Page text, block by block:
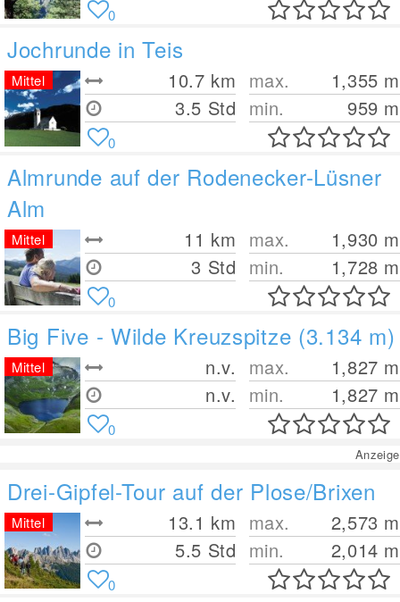
0
Jochrunde in Teis
10.7 km
3.5 Std
max. 1,355 m
min.
959 m
Mittel
0
Almrunde auf der Rodenecker-Lüsner
Alm
11 km
3 Std
max. 1,930 m
min.
1,728 m
Mittel
0
Big Five - Wilde Kreuzspitze (3.134 m)
n.v.
n.v.
max. 1,827 m
min.
1,827 m
Mittel
0
Anzeige
Drei-Gipfel-Tour auf der Plose/Brixen
13.1 km
5.5 Std
max. 2,573 m
min.
2,014 m
Mittel
0